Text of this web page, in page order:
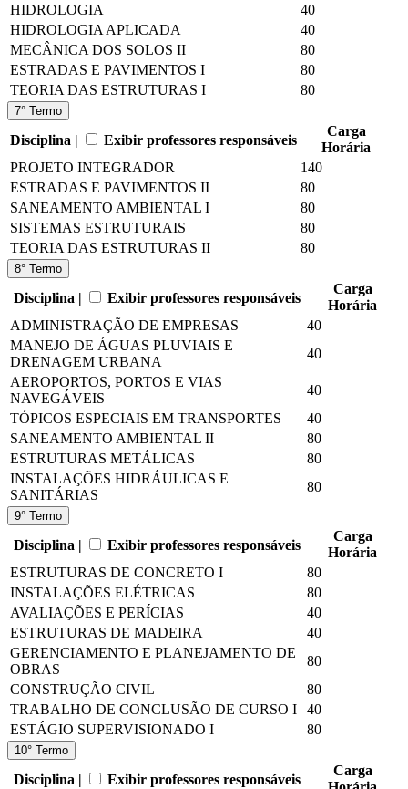
HIDROLOGIA
40
HIDROLOGIA APLICADA
40
MECÂNICA DOS SOLOS II
80
ESTRADAS E PAVIMENTOS I
80
TEORIA DAS ESTRUTURAS I
80
7° Termo
Disciplina | Exibir professores responsáveis
Carga
Horária
PROJETO INTEGRADOR
140
ESTRADAS E PAVIMENTOS II
80
SANEAMENTO AMBIENTAL I
80
SISTEMAS ESTRUTURAIS
80
TEORIA DAS ESTRUTURAS II
80
8° Termo
Disciplina | Exibir professores responsáveis
Carga
Horária
ADMINISTRAÇÃO DE EMPRESAS
40
MANEJO DE ÁGUAS PLUVIAIS E
DRENAGEM URBANA
40
AEROPORTOS, PORTOS E VIAS
NAVEGÁVEIS
40
TÓPICOS ESPECIAIS EM TRANSPORTES
40
SANEAMENTO AMBIENTAL II
80
ESTRUTURAS METÁLICAS
80
INSTALAÇÕES HIDRÁULICAS E
SANITÁRIAS
80
9° Termo
Disciplina | Exibir professores responsáveis
Carga
Horária
ESTRUTURAS DE CONCRETO I
80
INSTALAÇÕES ELÉTRICAS
80
AVALIAÇÕES E PERÍCIAS
40
ESTRUTURAS DE MADEIRA
40
GERENCIAMENTO E PLANEJAMENTO DE
OBRAS
80
CONSTRUÇÃO CIVIL
80
TRABALHO DE CONCLUSÃO DE CURSO I
40
ESTÁGIO SUPERVISIONADO I
80
10° Termo
Disciplina | Exibir professores responsáveis
Carga